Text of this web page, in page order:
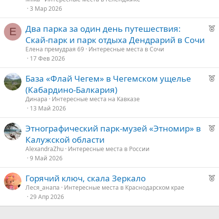
е
е
3 Мар 2026
Е
Р
е
е
Два парка за один день путешествия:
Скай-парк и парк отдыха Дендрарий в Сочи
Елена премудрая 69
Интересные места в Сочи
17 Фев 2026
Р
е
е
База «Флай Чегем» в Чегемском ущелье
(Кабардино-Балкария)
Динара
Интересные места на Кавказе
13 Май 2026
Р
е
у
Этнографический парк-музей «Этномир» в
Калужской области
AlexandraZhu Интересные места в России
9 Май 2026
Р
о
Горячий ключ, скала Зеркало
Леся_анапа
Интересные места в Краснодарском крае
29 Апр 2026